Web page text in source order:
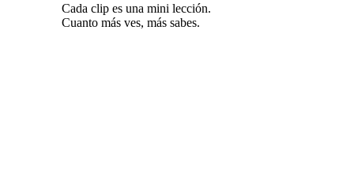
Cada clip es una mini lección.
Cuanto más ves, más sabes.